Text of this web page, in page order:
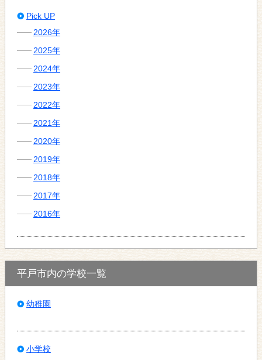
Pick UP
2026年
2025年
2024年
2023年
2022年
2021年
2020年
2019年
2018年
2017年
2016年
平戸市内の学校一覧
幼稚園
小学校